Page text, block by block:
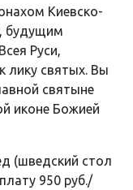
Киевско-
будущим
Руси,
лику святых. Вы
святыне
иконе Божией
(шведский стол
950 руб./